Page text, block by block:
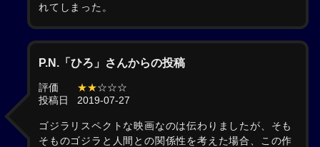
れてしまった。
P.N.「ひろ」さんからの投稿
評価 ★★☆☆☆
投稿日
2019-07-27
ゴジラリスペクトな映画なのは伝わりましたが、そも
そものゴジラと人間との関係性を考えた場合、この作